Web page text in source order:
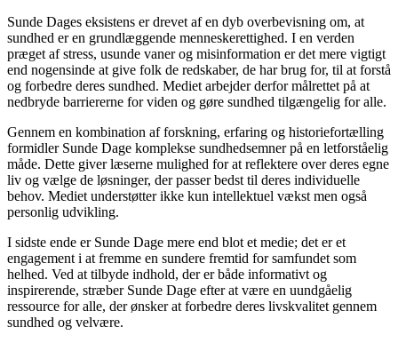
Sunde Dages eksistens er drevet af en dyb overbevisning om, at
sundhed er en grundlæggende menneskerettighed. I en verden
præget af stress, usunde vaner og misinformation er det mere vigtigt
end nogensinde at give folk de redskaber, de har brug for, til at forstå
og forbedre deres sundhed. Mediet arbejder derfor målrettet på at
nedbryde barriererne for viden og gøre sundhed tilgængelig for alle.
Gennem en kombination af forskning, erfaring og historiefortælling
formidler Sunde Dage komplekse sundhedsemner på en letforståelig
måde. Dette giver læserne mulighed for at reflektere over deres egne
liv og vælge de løsninger, der passer bedst til deres individuelle
behov. Mediet understøtter ikke kun intellektuel vækst men også
personlig udvikling.
I sidste ende er Sunde Dage mere end blot et medie; det er et
engagement i at fremme en sundere fremtid for samfundet som
helhed. Ved at tilbyde indhold, der er både informativt og
inspirerende, stræber Sunde Dage efter at være en uundgåelig
ressource for alle, der ønsker at forbedre deres livskvalitet gennem
sundhed og velvære.